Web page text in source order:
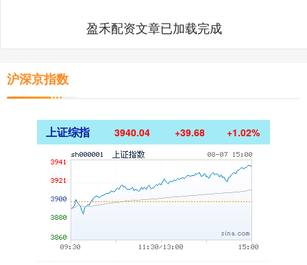
盈禾配资文章已加载完成
沪深京指数
上证综指 3940.04 +39.68 +1.02%